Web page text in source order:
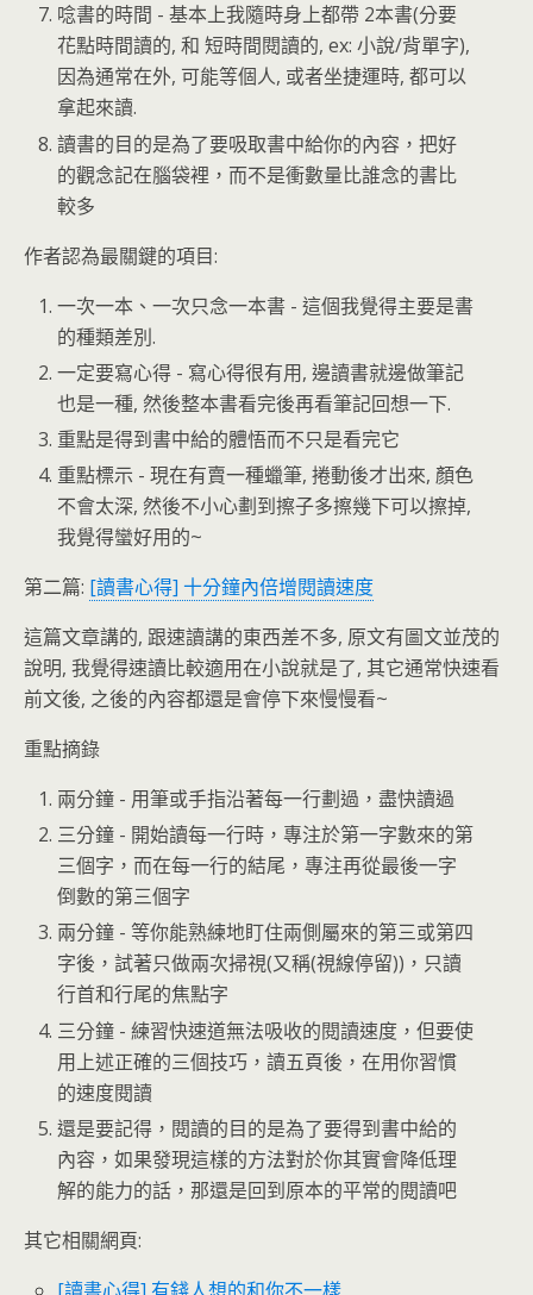
唸書的時間 - 基本上我隨時身上都帶 2本書(分要
花點時間讀的, 和 短時間閱讀的, ex: 小說/背單字),
因為通常在外, 可能等個人, 或者坐捷運時, 都可以
拿起來讀.
讀書的目的是為了要吸取書中給你的內容，把好
的觀念記在腦袋裡，而不是衝數量比誰念的書比
較多
作者認為最關鍵的項目:
一次一本、一次只念一本書 - 這個我覺得主要是書
的種類差別.
一定要寫心得 - 寫心得很有用, 邊讀書就邊做筆記
也是一種, 然後整本書看完後再看筆記回想一下.
重點是得到書中給的體悟而不只是看完它
重點標示 - 現在有賣一種蠟筆, 捲動後才出來, 顏色
不會太深, 然後不小心劃到擦子多擦幾下可以擦掉,
我覺得蠻好用的~
第二篇: [讀書心得] 十分鐘內倍增閱讀速度
這篇文章講的, 跟速讀講的東西差不多, 原文有圖文並茂的
說明, 我覺得速讀比較適用在小說就是了, 其它通常快速看
前文後, 之後的內容都還是會停下來慢慢看~
重點摘錄
兩分鐘 - 用筆或手指沿著每一行劃過，盡快讀過
三分鐘 - 開始讀每一行時，專注於第一字數來的第
三個字，而在每一行的結尾，專注再從最後一字
倒數的第三個字
兩分鐘 - 等你能熟練地盯住兩側屬來的第三或第四
字後，試著只做兩次掃視(又稱(視線停留))，只讀
行首和行尾的焦點字
三分鐘 - 練習快速道無法吸收的閱讀速度，但要使
用上述正確的三個技巧，讀五頁後，在用你習慣
的速度閱讀
還是要記得，閱讀的目的是為了要得到書中給的
內容，如果發現這樣的方法對於你其實會降低理
解的能力的話，那還是回到原本的平常的閱讀吧
其它相關網頁: